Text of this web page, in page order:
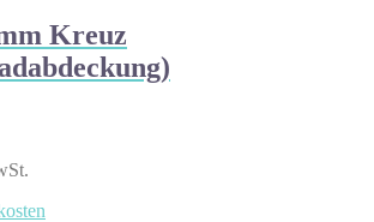
Kreuz